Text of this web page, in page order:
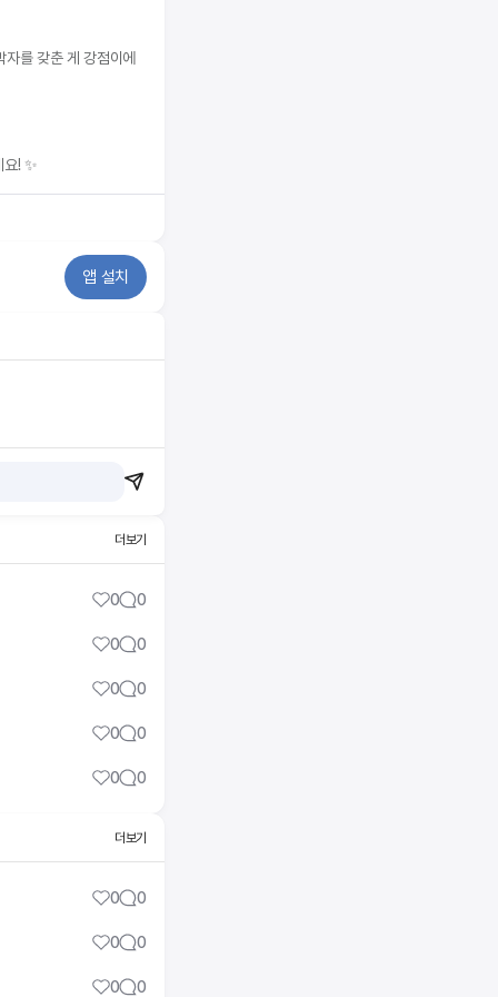
를 갖춘 게 강점이에
! ✨
앱 설치
더보기
0 0
0 0
0 0
0 0
0 0
더보기
0 0
0 0
0 0